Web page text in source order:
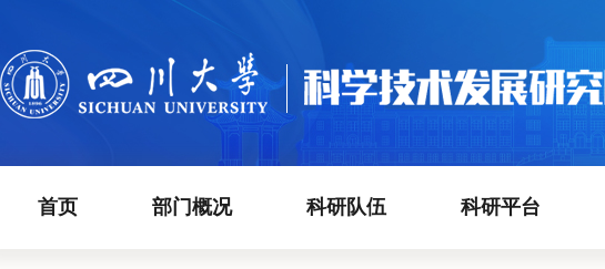
首页 部门概况 科研队伍 科研平台